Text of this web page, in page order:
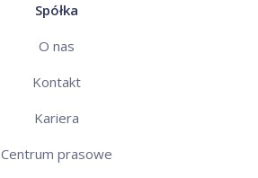
Spółka
O nas
Kontakt
Kariera
Centrum prasowe